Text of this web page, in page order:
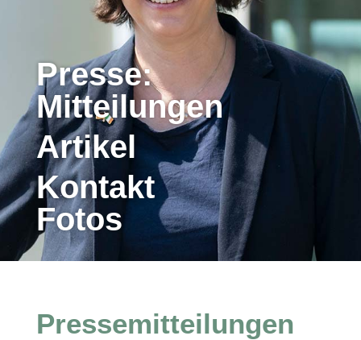
Presse:
Mitteilungen
Artikel
Kontakt
Fotos
Pressemitteilungen